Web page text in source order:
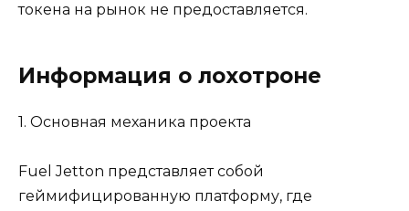
токена на рынок не предоставляется.
Информация о лохотроне
1. Основная механика проекта
Fuel Jetton представляет собой
геймифицированную платформу, где